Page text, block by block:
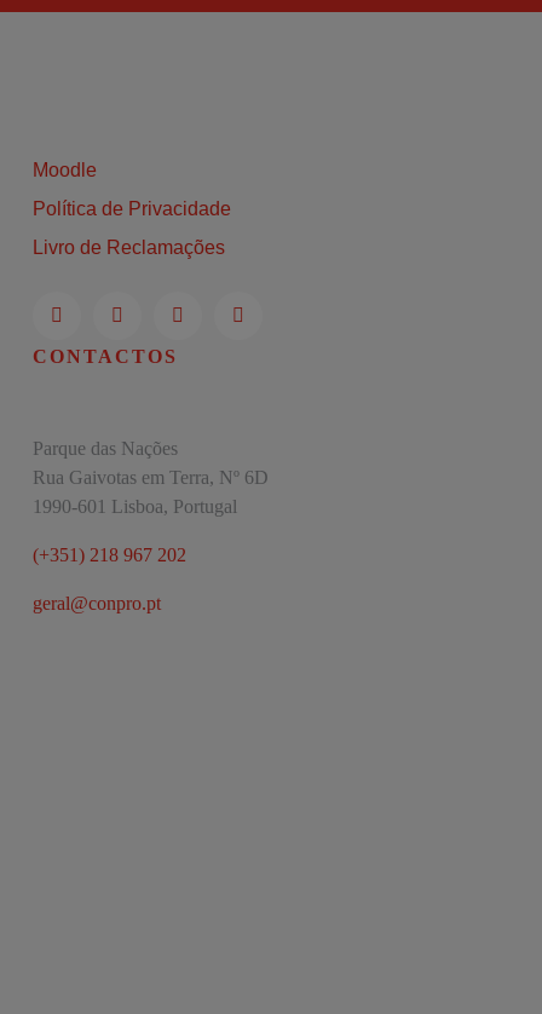
Moodle
Política de Privacidade
Livro de Reclamações
CONTACTOS
Parque das Nações
Rua Gaivotas em Terra, Nº 6D
1990-601 Lisboa, Portugal
(+351) 218 967 202
geral@conpro.pt